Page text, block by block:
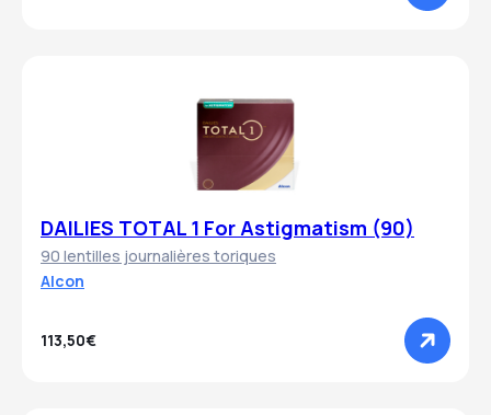
DAILIES TOTAL 1 For Astigmatism (90)
90 lentilles journalières toriques
Alcon
113,50€